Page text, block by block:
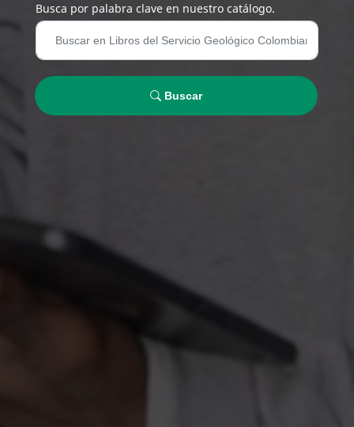
Busca por palabra clave en nuestro catálogo.
Buscar